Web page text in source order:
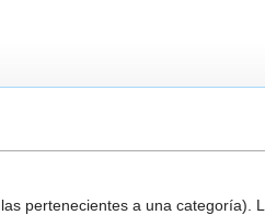
pertenecientes a una categoría).